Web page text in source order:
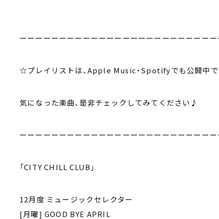
ーーーーーーーーーーーーーーーーーーーーーーーー
☆プレイリストは、Apple Music・Spotifyでも公開中で
気になった楽曲、是非チェックしてみてください♪
ーーーーーーーーーーーーーーーーーーーーーーーー
「CITY CHILL CLUB」
12月度 ミュージックセレクター
[月曜] GOOD BYE APRIL